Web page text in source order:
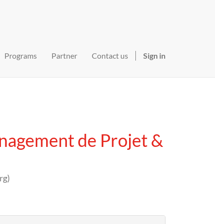
Programs Partner Contact us Sign in
de Projet &
)